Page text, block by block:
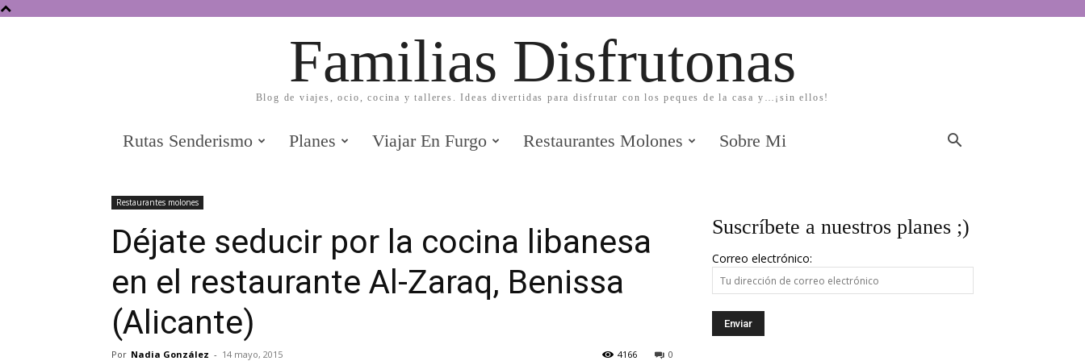
Familias Disfrutonas
Blog de viajes, ocio, cocina y talleres. Ideas divertidas para disfrutar con los peques de la casa y…¡sin ellos!
Rutas Senderismo Planes Viajar En Furgo Restaurantes Molones Sobre Mi
Restaurantes molones
Déjate seducir por la cocina libanesa
en el restaurante Al-Zaraq, Benissa
(Alicante)
Por Nadia González - 14 mayo, 2015 0
4166
Suscríbete a nuestros planes ;)
Correo electrónico: